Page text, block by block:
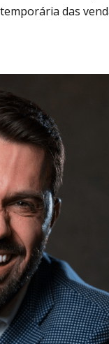
das